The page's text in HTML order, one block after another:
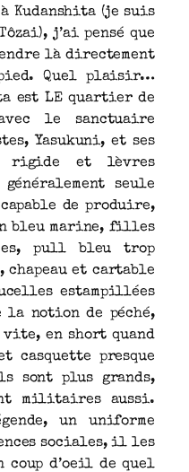
Kudanshita (je suis
j’ai pensé que
là directement
Quel plaisir…
est LE quartier de
le sanctuaire
Yasukuni, et ses
rigide et lèvres
seule
de produire,
bleu marine, filles
pull bleu trop
chapeau et cartable
estampillées
la notion de péché,
en short quand
presque
sont plus grands,
militaires aussi.
un uniforme
sociales, il les
d’oeil de quel